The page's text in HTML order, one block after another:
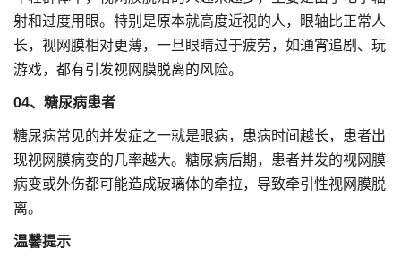
射和过度用眼。特别是原本就高度近视的人，眼轴比正常人
长，视网膜相对更薄，一旦眼睛过于疲劳，如通宵追剧、玩
游戏，都有引发视网膜脱离的风险。
04、糖尿病患者
糖尿病常见的并发症之一就是眼病，患病时间越长，患者出
现视网膜病变的几率越大。糖尿病后期，患者并发的视网膜
病变或外伤都可能造成玻璃体的牵拉，导致牵引性视网膜脱
离。
温馨提示